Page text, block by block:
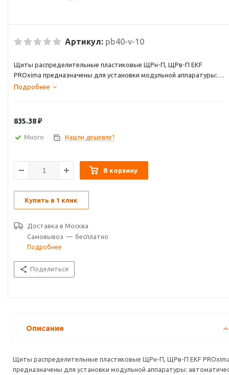
Артикул: pb40-v-10
Щиты распределительные пластиковые ЩРн-П, ЩРв-П EKF
PROxima предназначены для установки модульной аппаратуры:
автоматических выключателей, УЗО, таймеров, устройств
прочного ABS-пластика.
Подробнее
835.38₽
Много Нашли дешевле?
В корзину
Купить в 1 клик
Доставка в Москва
Самовывоз — бесплатно
Подробнее
Поделиться
Описание
Щиты распределительные пластиковые ЩРн-П, ЩРв-П EKF
предназначены для установки модульной аппаратуры: